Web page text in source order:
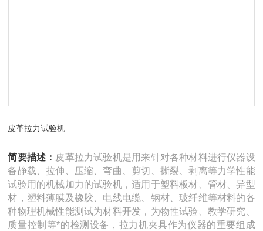
皮革拉力试验机
简要描述： 皮革拉力试验机是用来针对各种材料进行仪器设
备静载、拉伸、压缩、弯曲、剪切、撕裂、剥离等力学性能
试验用的机械加力的试验机，适用于塑料板材、管材、异型
材，塑料薄膜及橡胶、电线电缆、钢材、玻纤维等材料的各
种物理机械性能测试为材料开发，为物性试验、教学研究、
质量控制等*的检测设备，拉力机夹具作为仪器的重要组成